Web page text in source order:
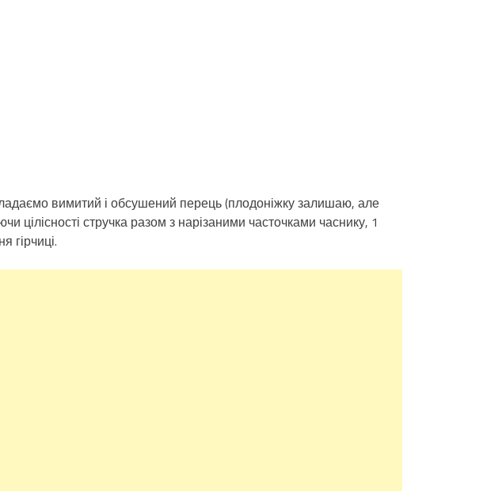
вимитий і обсушений перець (плодоніжку залишаю, але
цілісності стручка разом з нарізаними часточками часнику, 1
гірчиці.